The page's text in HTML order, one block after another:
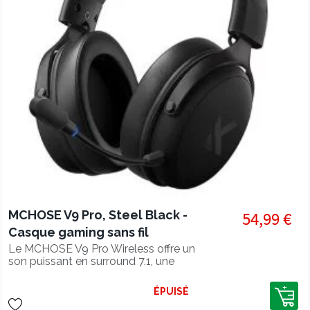
MCHOSE V9 Pro, Steel Black -
Casque gaming sans fil
multiplateforme
Le MCHOSE V9 Pro Wireless offre un
son puissant en surround 7.1, une
54,99 €
ÉPUISÉ